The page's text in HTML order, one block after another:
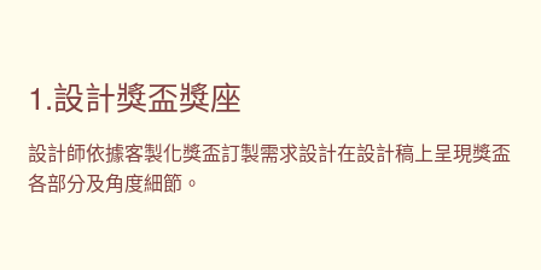
1.設計獎盃獎座
設計師依據客製化獎盃訂製需求設計在設計稿上呈現獎盃
各部分及角度細節。